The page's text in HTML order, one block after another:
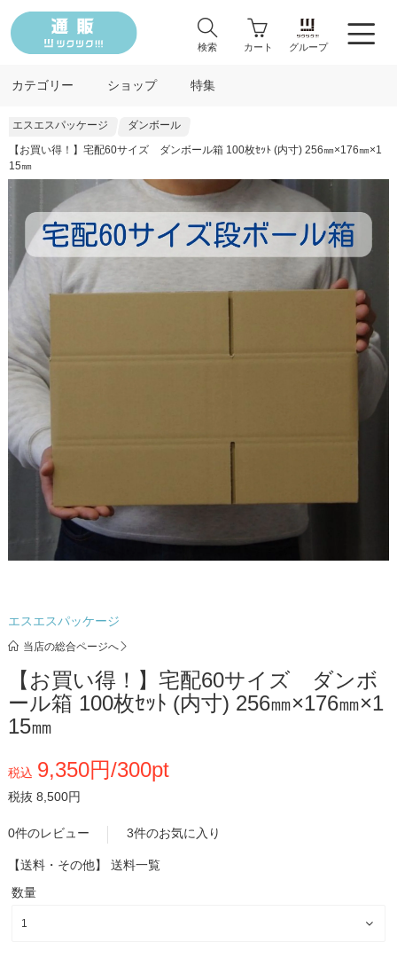
検索 カート グループ
カテゴリー ショップ 特集
エスエスパッケージ
ダンボール
【お買い得！】宅配60サイズ ダンボール箱 100枚ｾｯﾄ (内寸) 256㎜×176㎜×1
15㎜
エスエスパッケージ
当店の総合ページへ
【お買い得！】宅配60サイズ ダンボ
ール箱 100枚ｾｯﾄ (内寸) 256㎜×176㎜×1
15㎜
税込 9,350円/300pt
税抜 8,500円
0件のレビュー 3件のお気に入り
【送料・その他】 送料一覧
数量